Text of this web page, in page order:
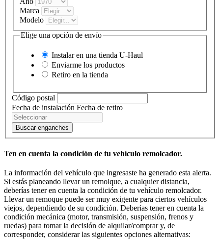
Marca
Modelo
Elige una opción de envío
Instalar en una tienda U-Haul
Enviarme los productos
Retiro en la tienda
Código postal
Fecha de instalación Fecha de retiro
Buscar enganches
Ten en cuenta la condición de tu vehículo remolcador.
La información del vehículo que ingresaste ha generado esta alerta.
Si estás planeando llevar un remolque, a cualquier distancia,
deberías tener en cuenta la condición de tu vehículo remolcador.
Llevar un remoque puede ser muy exigente para ciertos vehículos
viejos, dependiendo de su condición. Deberías tener en cuenta la
condición mecánica (motor, transmisión, suspensión, frenos y
ruedas) para tomar la decisión de alquilar/comprar y, de
corresponder, considerar las siguientes opciones alternativas: